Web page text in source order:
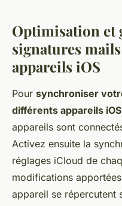
Optimisation et
signatures
appareils iOS
Pour synchroniser
différents appareils iOS
appareils sont
Activez ensuite la
réglages iCloud de
modifications
appareil se répercutent